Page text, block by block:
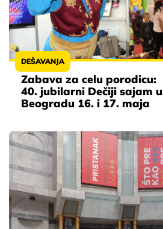
DEŠAVANJA
Zabava za celu porodicu:
40. jubilarni Dečiji sajam u
Beogradu 16. i 17. maja